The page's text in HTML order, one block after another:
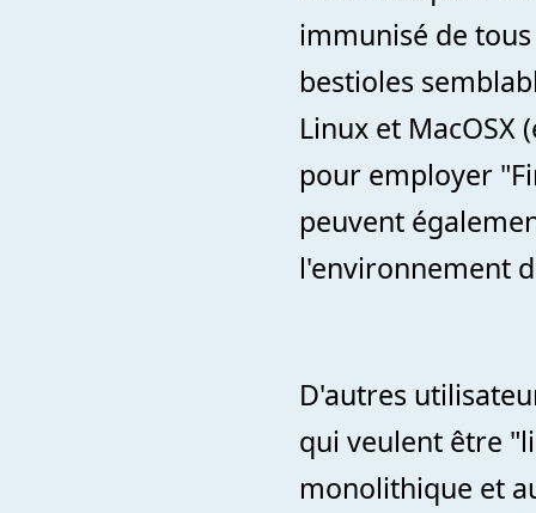
immunisé de
bestioles
Linux et MacOSX
pour employer
peuvent
l'environnement
D'autres
qui veulent être
monolithique et